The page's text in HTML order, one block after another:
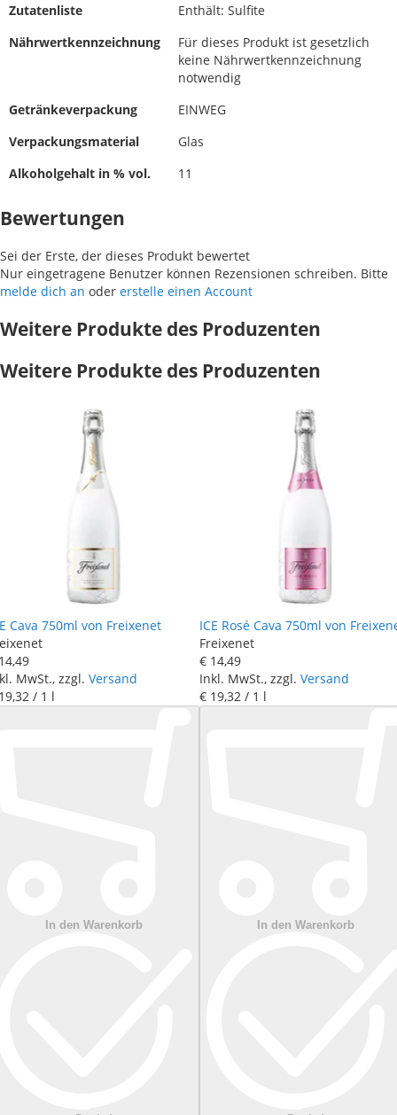
Zutatenliste
Enthält: Sulfite
Nährwertkennzeichnung
Für dieses Produkt ist gesetzlich
keine Nährwertkennzeichnung
notwendig
Getränkeverpackung
EINWEG
Verpackungsmaterial
Glas
Alkoholgehalt in % vol.
11
Bewertungen
Sei der Erste, der dieses Produkt bewertet
Nur eingetragene Benutzer können Rezensionen schreiben. Bitte
melde dich an oder erstelle einen Account
Weitere Produkte des Produzenten
Weitere Produkte des Produzenten
Cava 750ml von Freixenet
,49
MwSt., zzgl. Versand
,32 / 1 l
In den Warenkorb
ICE Rosé Cava 750ml von
Freixenet
€ 14,49
Inkl. MwSt., zzgl. Versand
€ 19,32 / 1 l
In den Warenkorb